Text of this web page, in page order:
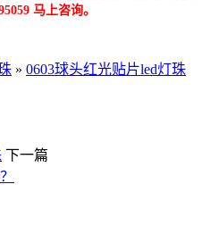
马上咨询。
» 0603球头红光贴片led灯珠
下一篇